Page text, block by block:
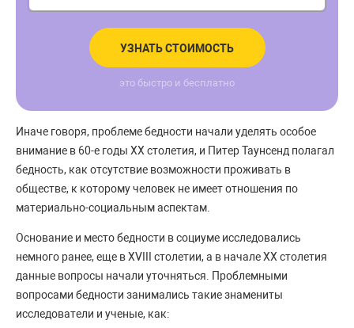
УЗНАТЬ СТОИМОСТЬ
это быстро и бесплатно
Иначе говоря, проблеме бедности начали уделять особое
внимание в 60-е годы XX столетия, и Питер Таунсенд полагал
бедность, как отсутствие возможности проживать в
обществе, к которому человек не имеет отношения по
материально-социальным аспектам.
Основание и место бедности в социуме исследовались
немного ранее, еще в XVIII столетии, а в начале XX столетия
данные вопросы начали уточняться. Проблемными
вопросами бедности занимались такие знамениты
исследователи и ученые, как: